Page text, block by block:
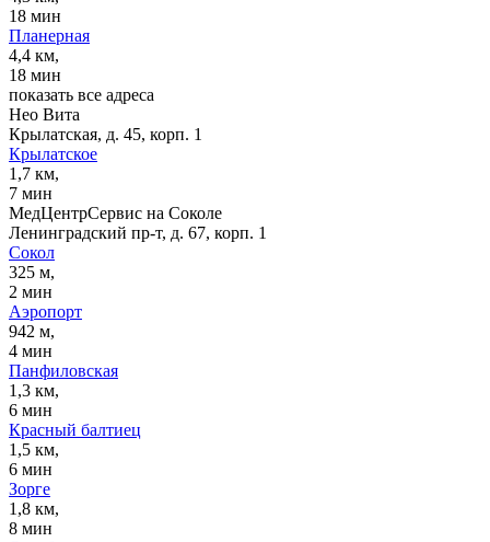
18 мин
Планерная
4,4 км,
18 мин
показать все адреса
Нео Вита
Крылатская, д. 45, корп. 1
Крылатское
1,7 км,
7 мин
МедЦентрСервис на Соколе
Ленинградский пр-т, д. 67, корп. 1
Сокол
325 м,
2 мин
Аэропорт
942 м,
4 мин
Панфиловская
1,3 км,
6 мин
Красный балтиец
1,5 км,
6 мин
Зорге
1,8 км,
8 мин